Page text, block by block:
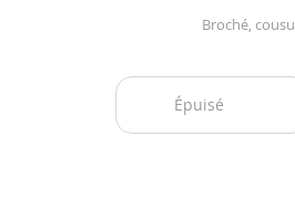
Broché, cousu
Épuisé